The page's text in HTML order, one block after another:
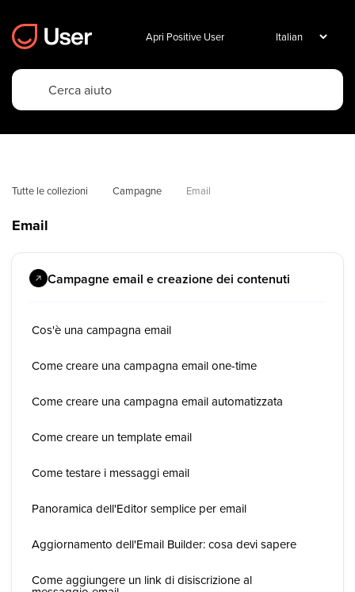
Apri Positive User
Tutte le collezioni Campagne Email
Email
Campagne email e creazione dei contenuti
Cos'è una campagna email
Come creare una campagna email one-time
Come creare una campagna email automatizzata
Come creare un template email
Come testare i messaggi email
Panoramica dell'Editor semplice per email
Aggiornamento dell'Email Builder: cosa devi sapere
Come aggiungere un link di disiscrizione al